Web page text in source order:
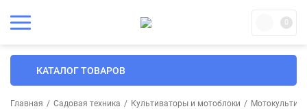
0
КАТАЛОГ ТОВАРОВ
Главная / Садовая техника / Культиваторы и мотоблоки /